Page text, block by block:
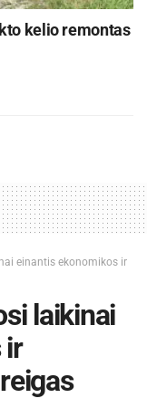
kelio remontas
einantis ekonomikos ir
laikinai
ir